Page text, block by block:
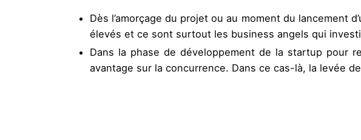
Dès l’amorçage du projet ou au moment du lancement
élevés et ce sont surtout les business angels qui
Dans la phase de développement de la startup pour
avantage sur la concurrence. Dans ce cas-là, la levée